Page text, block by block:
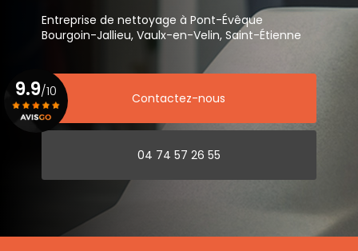
Entreprise de nettoyage à Pont-Évêque
Bourgoin-Jallieu, Vaulx-en-Velin, Saint-Étienne
Contactez-nous
04 74 57 26 55
9.9/10